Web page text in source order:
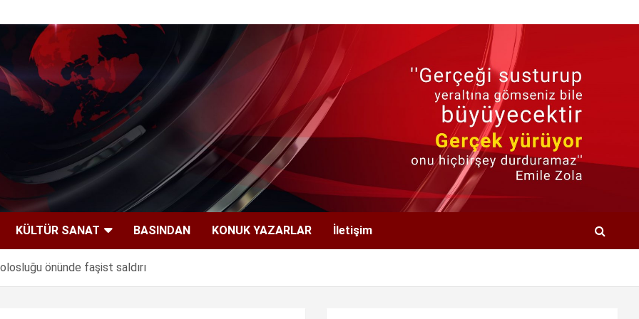
KÜLTÜR SANAT BASINDAN KONUK YAZARLAR İletişim
önünde faşist saldırı